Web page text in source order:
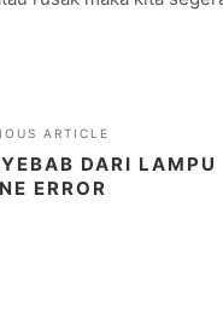
ARTICLE
DARI LAMPU
ERROR